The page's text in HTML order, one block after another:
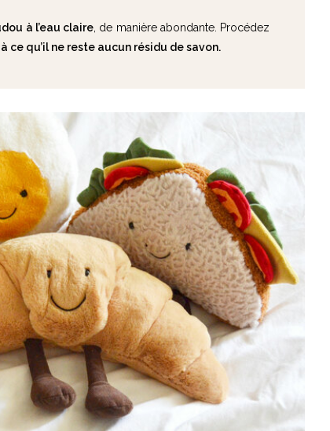
à l’eau claire, de manière abondante. Procédez
ce qu’il ne reste aucun résidu de savon.